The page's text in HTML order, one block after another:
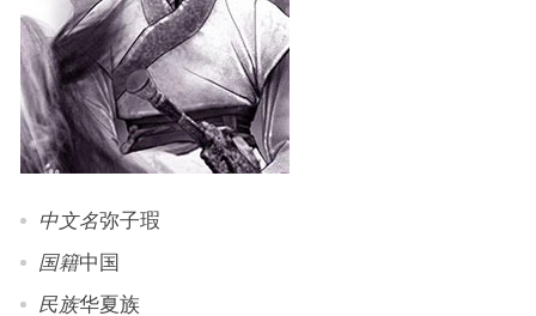
中文名弥子瑕
国籍中国
民族华夏族